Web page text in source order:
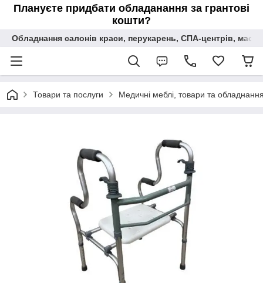
Плануєте придбати обладанання за грантові
кошти?
Обладнання салонів краси, перукарень, СПА-центрів,
Товари та послуги Медичні меблі, товари та обладнання